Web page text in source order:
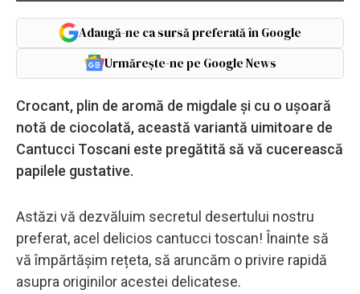
Adaugă-ne ca sursă preferată în Google
Urmărește-ne pe Google News
Crocant, plin de aromă de migdale și cu o ușoară
notă de ciocolată, această variantă uimitoare de
Cantucci Toscani este pregătită să vă cucerească
papilele gustative.
Astăzi vă dezvăluim secretul desertului nostru
preferat, acel delicios cantucci toscan! Înainte să
vă împărtășim rețeta, să aruncăm o privire rapidă
asupra originilor acestei delicatese.